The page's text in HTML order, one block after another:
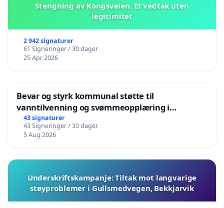
Stengning av Kongsveien. Et vedtak uten
legitimitet
2 942 signaturer
61 Signeringer / 30 dager
25 Apr 2026
Bevar og styrk kommunal støtte til
vanntilvenning og svømmeopplæring i
barnehagene i Haugesund
43 signaturer
43 Signeringer / 30 dager
5 Aug 2026
Underskriftskampanje: Tiltak mot langvarige
støyproblemer i Gullsmedvegen, Bekkjarvik